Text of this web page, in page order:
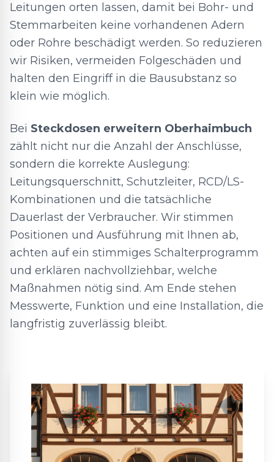
Leitungen orten lassen, damit bei Bohr- und
Stemmarbeiten keine vorhandenen Adern
oder Rohre beschädigt werden. So reduzieren
wir Risiken, vermeiden Folgeschäden und
halten den Eingriff in die Bausubstanz so
klein wie möglich.
Bei Steckdosen erweitern Oberhaimbuch
zählt nicht nur die Anzahl der Anschlüsse,
sondern die korrekte Auslegung:
Leitungsquerschnitt, Schutzleiter, RCD/LS-
Kombinationen und die tatsächliche
Dauerlast der Verbraucher. Wir stimmen
Positionen und Ausführung mit Ihnen ab,
achten auf ein stimmiges Schalterprogramm
und erklären nachvollziehbar, welche
Maßnahmen nötig sind. Am Ende stehen
Messwerte, Funktion und eine Installation, die
langfristig zuverlässig bleibt.